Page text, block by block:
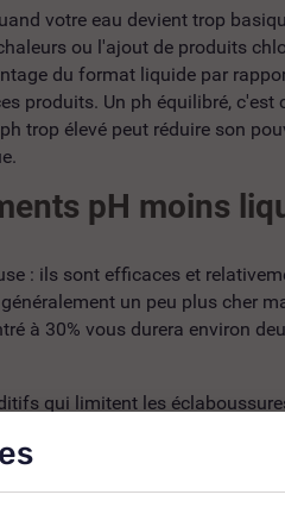
votre eau devient trop
ou l'ajout de produits
du format liquide par
produits. Un ph équilibré,
trop élevé peut réduire son
pH moins
: ils sont efficaces et
un peu plus cher
à 30% vous durera environ
qui limitent les
20% de plus, mais
à base d'acides